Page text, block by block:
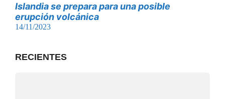
Islandia se prepara para una posible
erupción volcánica
14/11/2023
RECIENTES